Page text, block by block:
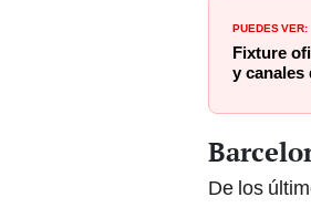
PUEDES VER:
Fixture
y canales
De los